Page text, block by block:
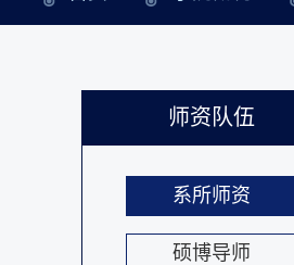
师资队伍
系所师资
硕博导师